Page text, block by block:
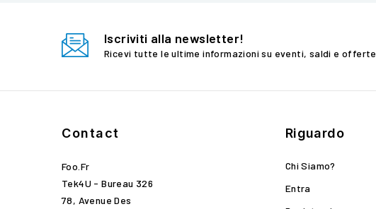
Iscriviti alla newsletter!
Ricevi tutte le ultime informazioni su eventi, saldi e offerte.
Contact
Foo.fr
Tek4U - Bureau 326
78, Avenue Des
Riguardo
Chi Siamo?
Entra